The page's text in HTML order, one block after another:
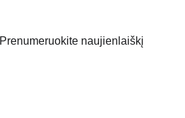
Prenumeruokite naujienlaiškį